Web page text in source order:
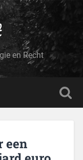
en Recht
een